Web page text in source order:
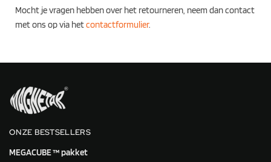
Mocht je vragen hebben over het retourneren, neem dan contact
met ons op via hetcontactformulier.
ONZE BESTSELLERS
MEGACUBE ™ pakket